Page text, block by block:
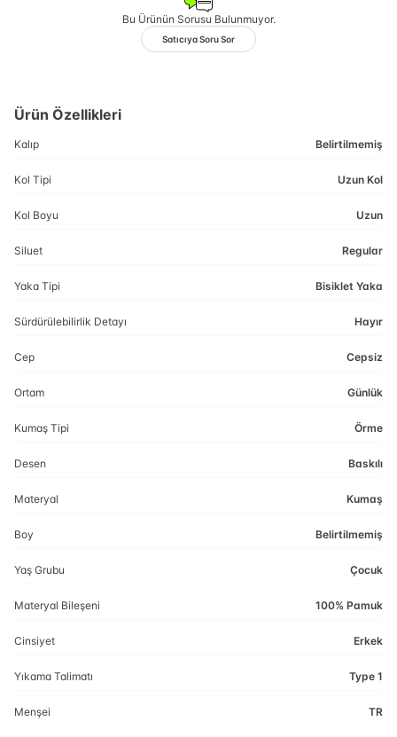
Bu Ürünün Sorusu Bulunmuyor.
Satıcıya Soru Sor
Ürün Özellikleri
Kalıp Belirtilmemiş
Kol Tipi Uzun Kol
Kol Boyu Uzun
Siluet Regular
Yaka Tipi Bisiklet Yaka
Sürdürülebilirlik Detayı Hayır
Cep Cepsiz
Ortam Günlük
Kumaş Tipi Örme
Desen Baskılı
Materyal Kumaş
Boy Belirtilmemiş
Yaş Grubu Çocuk
Materyal Bileşeni 100% Pamuk
Cinsiyet Erkek
Yıkama Talimatı Type 1
Menşei TR